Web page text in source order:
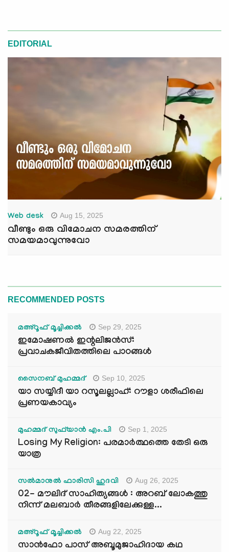
EDITORIAL
Web desk Aug 15, 2025
വീണ്ടും ഒരു വിമോചന സമരത്തിന്
സമയമാവുന്നുവോ
RECOMMENDED POSTS
മഅ്റൂഫ് മൂച്ചിക്കല്‍ Sep 29, 2025
ഇമോഷണൽ ഇന്റലിജൻസ്:
പ്രവാചകജീവിതത്തിലെ പാഠങ്ങൾ
സൈനബ് മുഹമ്മദ് Sep 10, 2025
യാ സയ്യിദീ യാ റസൂലല്ലാഹ്: റൗളാ ശരീഫിലെ
പ്രണയകാവ്യം
മുഹമ്മദ് സുഫ്‌യാൻ എം.പി Sep 1, 2025
Losing My Religion: പരമാർത്ഥത്തെ തേടി ഒരു
യാത്ര
സൽമാനുൽ ഫാരിസി ഹുദവി Aug 26, 2025
02- മൗലിദ് സാഹിത്യങ്ങൾ : അറബ് ലോകത്തു
നിന്ന് മലബാർ തീരങ്ങളിലേക്കുള്ള...
മഅ്റൂഫ് മൂച്ചിക്കല്‍ Aug 22, 2025
സാൻഫോ പാസ് അബൂമുജാഹിദായ കഥ